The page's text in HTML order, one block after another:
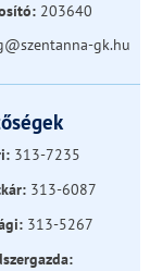
203640
gk.hu
313-7235
313-6087
313-5267